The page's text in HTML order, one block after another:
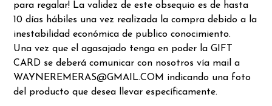
para regalar! La validez de este obsequio es de hasta
10 días hábiles una vez realizada la compra debido a la
inestabilidad económica de publico conocimiento.
Una vez que el agasajado tenga en poder la GIFT
CARD se deberá comunicar con nosotros vía mail a
WAYNEREMERAS@GMAIL.COM indicando una foto
del producto que desea llevar específicamente.